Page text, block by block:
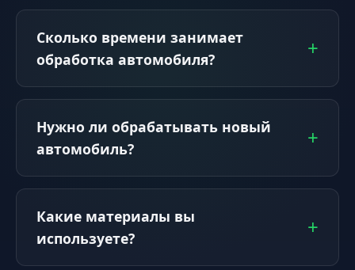
Сколько времени занимает
обработка автомобиля?
Нужно ли обрабатывать новый
автомобиль?
Какие материалы вы
используете?